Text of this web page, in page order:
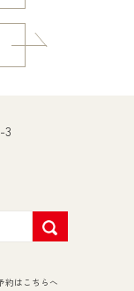
3
約はこちらへ